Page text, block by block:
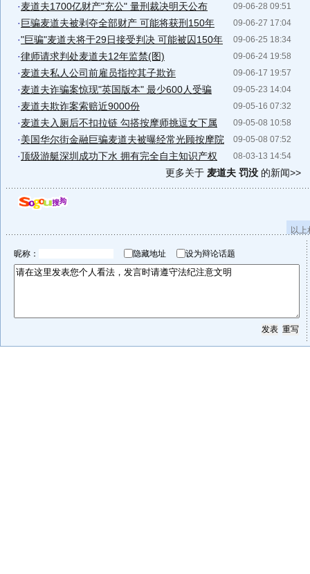
09-06-28 09:51
·麦道夫1700亿财产"充公" 量刑裁决明天公布
09-06-27 17:04
·巨骗麦道夫被剥夺全部财产 可能将获刑150年
09-06-25 18:34
·"巨骗"麦道夫将于29日接受判决 可能被囚150年
09-06-24 19:58
·律师请求判处麦道夫12年监禁(图)
09-06-17 19:57
·麦道夫私人公司前雇员指控其子欺诈
09-05-23 14:04
·麦道夫诈骗案惊现"英国版本" 最少600人受骗
09-05-16 07:32
·麦道夫欺诈案索赔近9000份
09-05-08 10:58
·麦道夫入厕后不扣拉链 勾搭按摩师挑逗女下属
09-05-08 07:52
·美国华尔街金融巨骗麦道夫被曝经常光顾按摩院
08-03-13 14:54
·顶级游艇深圳成功下水 拥有完全自主知识产权
更多关于 麦道夫 罚没 的新闻>>
以
昵称： 隐藏地址 设为辩论话题